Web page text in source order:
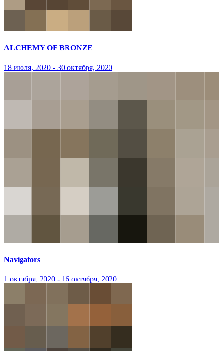
ALCHEMY OF BRONZE
18 июля, 2020 - 30 октября, 2020
Navigators
1 октября, 2020 - 16 октября, 2020